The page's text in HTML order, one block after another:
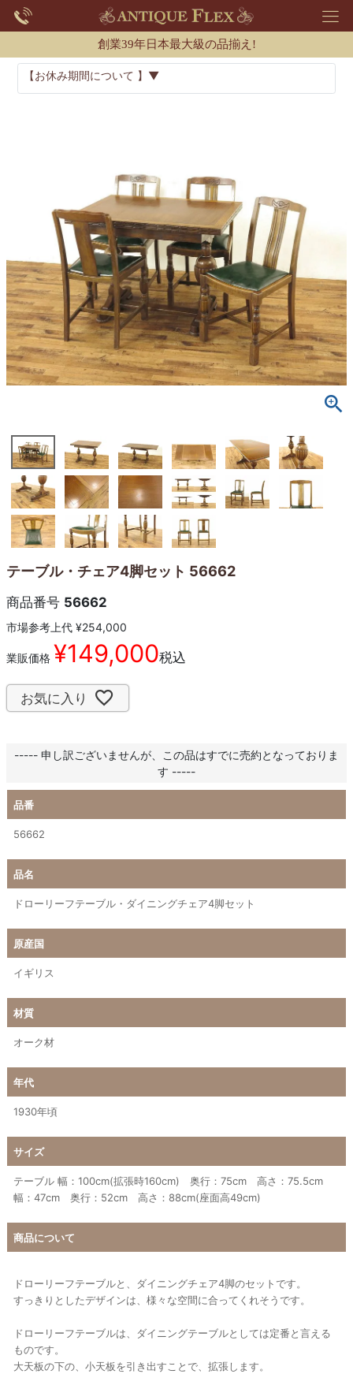
創業39年日本最大級の品揃え!
【お休み期間について 】▼
テーブル・チェア4脚セット 56662
商品番号 56662
市場参考上代 ¥254,000
業販価格 ¥149,000税込
お気に入り
----- 申し訳ございませんが、この品はすでに売約となっておりま
す -----
品番
56662
品名
ドローリーフテーブル・ダイニングチェア4脚セット
原産国
イギリス
材質
オーク材
年代
1930年頃
サイズ
テーブル 幅：100cm(拡張時160cm) 奥行：75cm 高さ：75.5cm
幅：47cm 奥行：52cm 高さ：88cm(座面高49cm)
商品について
ドローリーフテーブルと、ダイニングチェア4脚のセットです。
すっきりとしたデザインは、様々な空間に合ってくれそうです。
ドローリーフテーブルは、ダイニングテーブルとしては定番と言える
ものです。
大天板の下の、小天板を引き出すことで、拡張します。